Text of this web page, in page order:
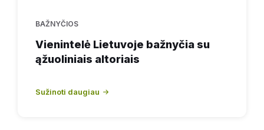
BAŽNYČIOS
Vienintelė Lietuvoje bažnyčia su
ąžuoliniais altoriais
Sužinoti daugiau